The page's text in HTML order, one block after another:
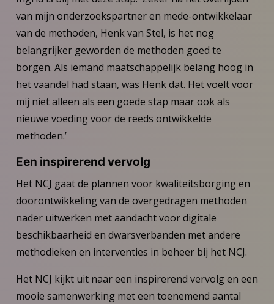
van mijn onderzoekspartner en mede-ontwikkelaar
van de methoden, Henk van Stel, is het nog
belangrijker geworden de methoden goed te
borgen. Als iemand maatschappelijk belang hoog in
het vaandel had staan, was Henk dat. Het voelt voor
mij niet alleen als een goede stap maar ook als
nieuwe voeding voor de reeds ontwikkelde
methoden.’
Een inspirerend vervolg
Het NCJ gaat de plannen voor kwaliteitsborging en
doorontwikkeling van de overgedragen methoden
nader uitwerken met aandacht voor digitale
beschikbaarheid en dwarsverbanden met andere
methodieken en interventies in beheer bij het NCJ.
Het NCJ kijkt uit naar een inspirerend vervolg en een
mooie samenwerking met een toenemend aantal